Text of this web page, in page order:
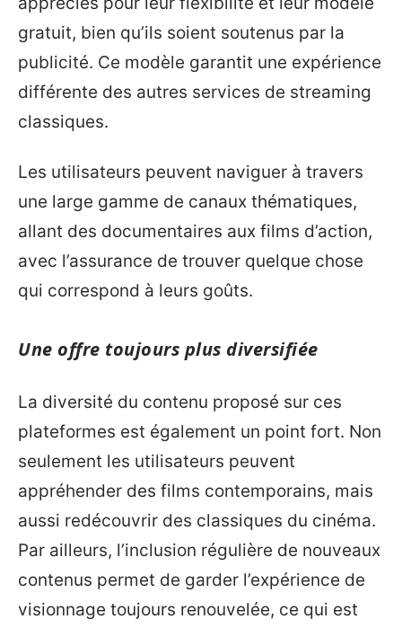
gratuit, bien qu’ils soient soutenus par la
publicité. Ce modèle garantit une expérience
différente des autres services de streaming
classiques.
Les utilisateurs peuvent naviguer à travers
une large gamme de canaux thématiques,
allant des documentaires aux films d’action,
avec l’assurance de trouver quelque chose
qui correspond à leurs goûts.
Une offre toujours plus diversifiée
La diversité du contenu proposé sur ces
plateformes est également un point fort. Non
seulement les utilisateurs peuvent
appréhender des films contemporains, mais
aussi redécouvrir des classiques du cinéma.
Par ailleurs, l’inclusion régulière de nouveaux
contenus permet de garder l’expérience de
visionnage toujours renouvelée, ce qui est